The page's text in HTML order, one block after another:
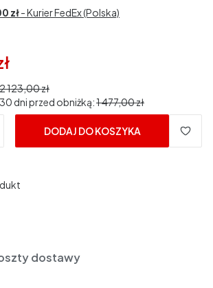
zł- Kurier FedEx (Polska)
2 123,00 zł
dni przed obniżką:1 477,00 zł
DODAJ DO KOSZYKA
dostawy